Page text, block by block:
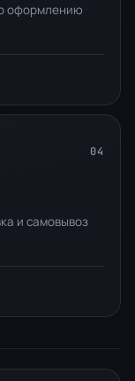
оформлению
04
и самовывоз